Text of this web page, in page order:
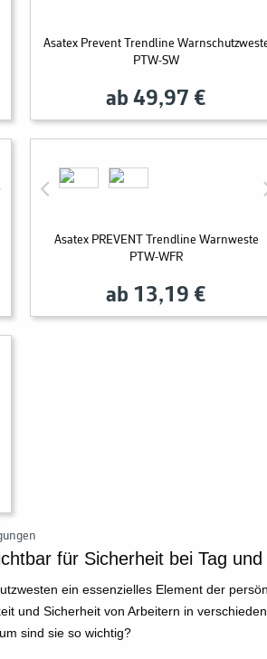
Asatex Prevent Trendline
PTW-SW
ab 49,97 €
Asatex PREVENT Trendline Warnweste
PTW-WFR
ab 13,19 €
für Sicherheit bei Tag
ein essenzielles Element der
und Sicherheit von Arbeitern in
sind sie so wichtig?